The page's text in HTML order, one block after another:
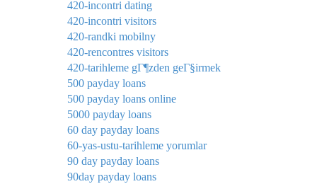
420-incontri dating
420-incontri visitors
420-randki mobilny
420-rencontres visitors
420-tarihleme gГ¶zden geГ§irmek
500 payday loans
500 payday loans online
5000 payday loans
60 day payday loans
60-yas-ustu-tarihleme yorumlar
90 day payday loans
90day payday loans